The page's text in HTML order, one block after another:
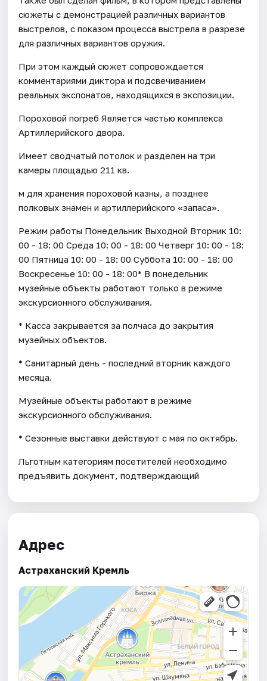
сюжеты с демонстрацией различных вариантов
выстрелов, с показом процесса выстрела в разрезе
для различных вариантов оружия.
При этом каждый сюжет сопровождается
комментариями диктора и подсвечиванием
реальных экспонатов, находящихся в экспозиции.
Пороховой погреб Является частью комплекса
Артиллерийского двора.
Имеет сводчатый потолок и разделен на три
камеры площадью 211 кв.
м для хранения пороховой казны, а позднее
полковых знамен и артиллерийского «запаса».
Режим работы Понедельник Выходной Вторник 10:
00 - 18: 00 Среда 10: 00 - 18: 00 Четверг 10: 00 - 18:
00 Пятница 10: 00 - 18: 00 Суббота 10: 00 - 18: 00
Воскресенье 10: 00 - 18: 00* В понедельник
музейные объекты работают только в режиме
экскурсионного обслуживания.
* Касса закрывается за полчаса до закрытия
музейных объектов.
* Санитарный день - последний вторник каждого
месяца.
Музейные объекты работают в режиме
экскурсионного обслуживания.
* Cезонные выставки действуют с мая по октябрь.
Льготным категориям посетителей необходимо
предъявить документ, подтверждающий
Адрес
Астраханский Кремль